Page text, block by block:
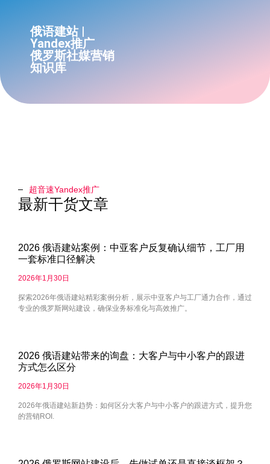
俄语建站 |
Yandex推广
俄罗斯社媒营销
知识库
超音速Yandex推广​
最新干货文章
2026 俄语建站案例：中亚客户反复确认细节，工厂用
一套标准口径解决
2026年1月30日
探索2026年俄语建站精彩案例分析，展示中亚客户与工厂通力合作，通过
专业的俄罗斯网站建设，确保业务标准化与高效推广。
2026 俄语建站带来的询盘：大客户与中小客户的跟进
方式怎么区分
2026年1月30日
2026年俄语建站新趋势：如何区分大客户与中小客户的跟进方式，提升您
的营销ROI.